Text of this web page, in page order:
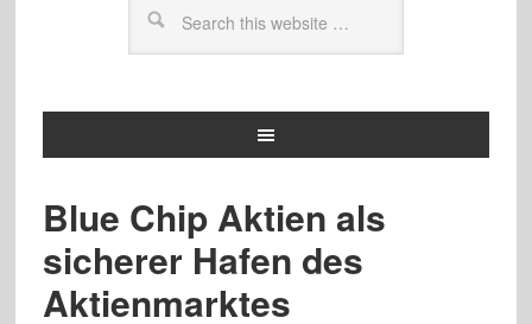
Blue Chip Aktien als
sicherer Hafen des
Aktienmarktes